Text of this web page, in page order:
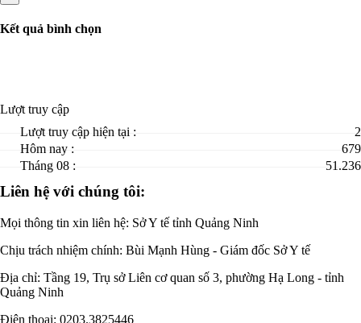
Kết quả bình chọn
Lượt truy cập
Lượt truy cập hiện tại :
2
Hôm nay :
679
Tháng 08 :
51.236
Liên hệ với chúng tôi:
Mọi thông tin xin liên hệ: Sở Y tế tỉnh Quảng Ninh
Chịu trách nhiệm chính: Bùi Mạnh Hùng - Giám đốc Sở Y tế
Địa chỉ: Tầng 19, Trụ sở Liên cơ quan số 3, phường Hạ Long - tỉnh
Quảng Ninh
Điện thoại: 0203.3825446